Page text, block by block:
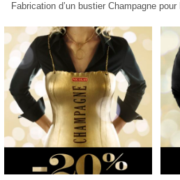
Fabrication d’un bustier Champagne